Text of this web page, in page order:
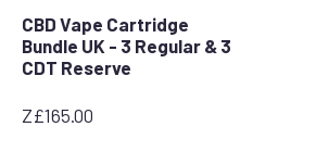
CBD Vape Cartridge
Bundle UK - 3 Regular & 3
CDT Reserve
Z£165.00